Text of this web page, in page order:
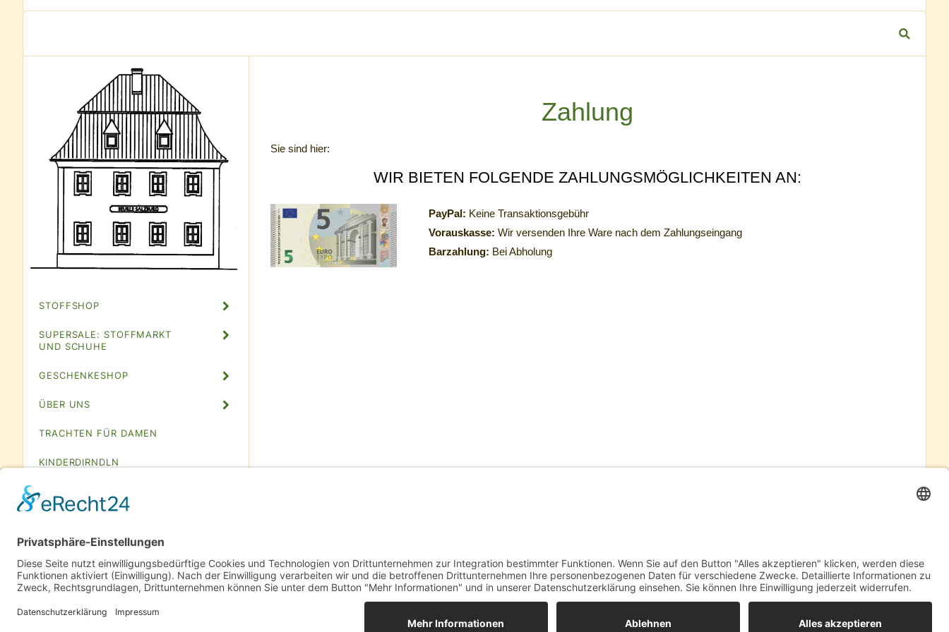
STOFFSHOP
SUPERSALE: STOFFMARKT
UND SCHUHE
GESCHENKESHOP
ÜBER UNS
TRACHTEN FÜR DAMEN
KINDERDIRNDLN
TRACHTEN SAMMELBLATT
PREMIUMKUNDEN
EINKAUFEN
Zahlung
Sie sind hier:
WIR BIETEN FOLGENDE ZAHLUNGSMÖGLICHKEITEN AN:
PayPal: Keine Transaktionsgebühr
Vorauskasse:Wir versenden Ihre Ware nach dem Zahlungseingang
Barzahlung: Bei Abholung
IMPRESSUM KONTAKT ZAHLUNGAGBSENDUNGSVERFOLGUNG WIDERRUFSRECHTDISCLAIMER HILFEBARRIEREFREI